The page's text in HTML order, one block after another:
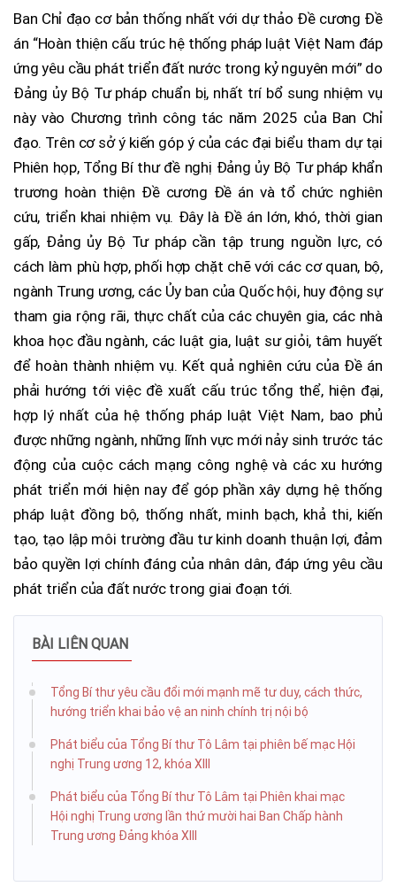
Ban Chỉ đạo cơ bản thống nhất với dự thảo Đề cương Đề
án “Hoàn thiện cấu trúc hệ thống pháp luật Việt Nam đáp
ứng yêu cầu phát triển đất nước trong kỷ nguyên mới” do
Đảng ủy Bộ Tư pháp chuẩn bị, nhất trí bổ sung nhiệm vụ
này vào Chương trình công tác năm 2025 của Ban Chỉ
đạo. Trên cơ sở ý kiến góp ý của các đại biểu tham dự tại
Phiên họp, Tổng Bí thư đề nghị Đảng ủy Bộ Tư pháp khẩn
trương hoàn thiện Đề cương Đề án và tổ chức nghiên
cứu, triển khai nhiệm vụ. Đây là Đề án lớn, khó, thời gian
gấp, Đảng ủy Bộ Tư pháp cần tập trung nguồn lực, có
cách làm phù hợp, phối hợp chặt chẽ với các cơ quan, bộ,
ngành Trung ương, các Ủy ban của Quốc hội, huy động sự
tham gia rộng rãi, thực chất của các chuyên gia, các nhà
khoa học đầu ngành, các luật gia, luật sư giỏi, tâm huyết
để hoàn thành nhiệm vụ. Kết quả nghiên cứu của Đề án
phải hướng tới việc đề xuất cấu trúc tổng thể, hiện đại,
hợp lý nhất của hệ thống pháp luật Việt Nam, bao phủ
được những ngành, những lĩnh vực mới nảy sinh trước tác
động của cuộc cách mạng công nghệ và các xu hướng
phát triển mới hiện nay để góp phần xây dựng hệ thống
pháp luật đồng bộ, thống nhất, minh bạch, khả thi, kiến
tạo, tạo lập môi trường đầu tư kinh doanh thuận lợi, đảm
bảo quyền lợi chính đáng của nhân dân, đáp ứng yêu cầu
phát triển của đất nước trong giai đoạn tới.
BÀI LIÊN QUAN
Tổng Bí thư yêu cầu đổi mới mạnh mẽ tư duy, cách thức,
hướng triển khai bảo vệ an ninh chính trị nội bộ
Phát biểu của Tổng Bí thư Tô Lâm tại phiên bế mạc Hội
nghị Trung ương 12, khóa XIII
Phát biểu của Tổng Bí thư Tô Lâm tại Phiên khai mạc
Hội nghị Trung ương lần thứ mười hai Ban Chấp hành
Trung ương Đảng khóa XIII